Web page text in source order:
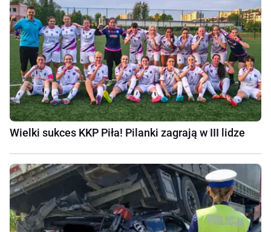
Wielki sukces KKP Piła! Pilanki zagrają w III lidze